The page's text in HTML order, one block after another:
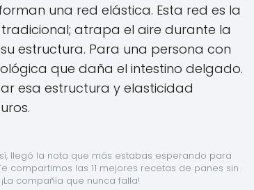
una red elástica. Esta red es la
atrapa el aire durante la
estructura. Para una persona con
que daña el intestino delgado.
esa estructura y elasticidad
llegó la nota que más estabas esperando para
las 11 mejores recetas de panes sin
compañía que nunca falla!